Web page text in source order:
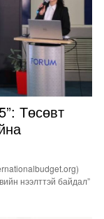
Төсөвт
нээлттэй байдал”